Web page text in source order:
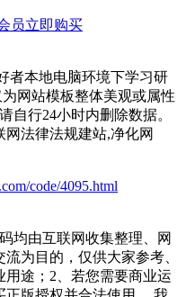
员立即购买
者本地电脑环境下学习研
网站模板整体美观或属性
自行24小时内删除数据。
法律法规建站,净化网
code/4095.html
均由互联网收集整理、网
为目的，仅供大家参考、
途；2、若您需要商业运